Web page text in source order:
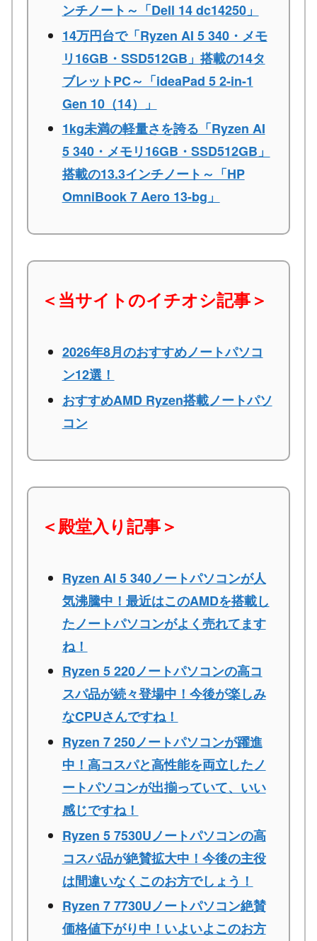
ンチノート～「Dell 14 dc14250」
14万円台で「Ryzen AI 5 340・メモ
リ16GB・SSD512GB」搭載の14タ
ブレットPC～「ideaPad 5 2-in-1
Gen 10（14）」
1kg未満の軽量さを誇る「Ryzen AI
5 340・メモリ16GB・SSD512GB」
搭載の13.3インチノート～「HP
OmniBook 7 Aero 13-bg」
＜当サイトのイチオシ記事＞
2026年8月のおすすめノートパソコ
ン12選！
おすすめAMD Ryzen搭載ノートパソ
コン
＜殿堂入り記事＞
Ryzen AI 5 340ノートパソコンが人
気沸騰中！最近はこのAMDを搭載し
たノートパソコンがよく売れてます
ね！
Ryzen 5 220ノートパソコンの高コ
スパ品が続々登場中！今後が楽しみ
なCPUさんですね！
Ryzen 7 250ノートパソコンが躍進
中！高コスパと高性能を両立したノ
ートパソコンが出揃っていて、いい
感じですね！
Ryzen 5 7530Uノートパソコンの高
コスパ品が絶賛拡大中！今後の主役
は間違いなくこのお方でしょう！
Ryzen 7 7730Uノートパソコン絶賛
価格値下がり中！いよいよこのお方